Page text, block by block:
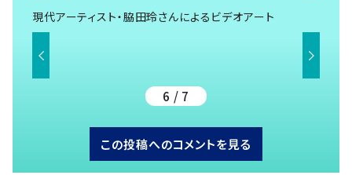
現代アーティスト・脇田玲さんによるビデオアート
6 / 7
この投稿へのコメントを見る